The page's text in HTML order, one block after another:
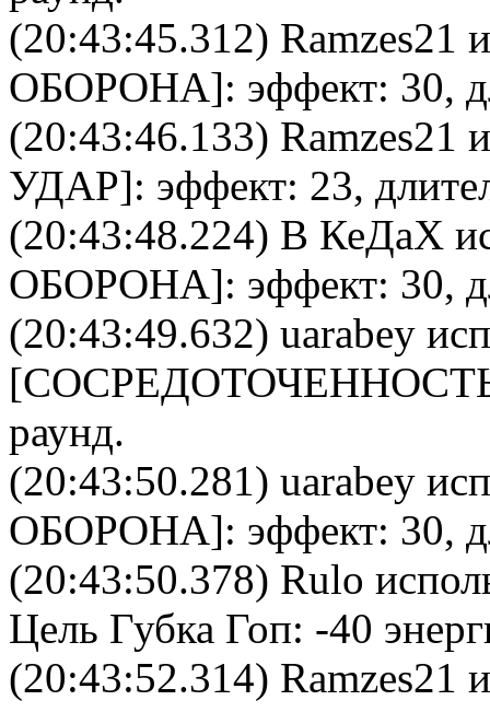
(20:43:45.312) Ramzes21
ОБОРОНА]: эффект: 30,
(20:43:46.133) Ramzes21
УДАР]: эффект: 23,
(20:43:48.224) В КеДаХ
ОБОРОНА]: эффект: 30,
(20:43:49.632) uarabey
[
раунд.
(20:43:50.281) uarabey
ОБОРОНА]: эффект: 30,
(20:43:50.378) Rulo
Цель Губка Гоп: -40
(20:43:52.314) Ramzes21